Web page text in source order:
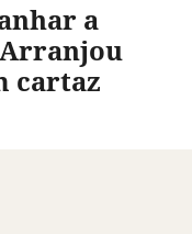
a
cartaz